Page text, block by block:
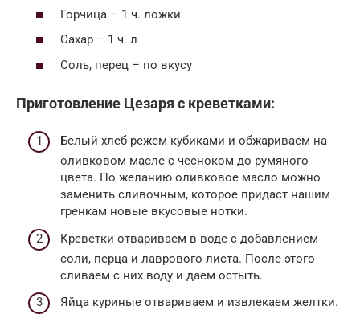
Горчица – 1 ч. ложки
Сахар – 1 ч. л
Соль, перец – по вкусу
Приготовление Цезаря с креветками:
Белый хлеб режем кубиками и обжариваем на
оливковом масле с чесноком до румяного
цвета. По желанию оливковое масло можно
заменить сливочным, которое придаст нашим
гренкам новые вкусовые нотки.
Креветки отвариваем в воде с добавлением
соли, перца и лаврового листа. После этого
сливаем с них воду и даем остыть.
Яйца куриные отвариваем и извлекаем желтки.